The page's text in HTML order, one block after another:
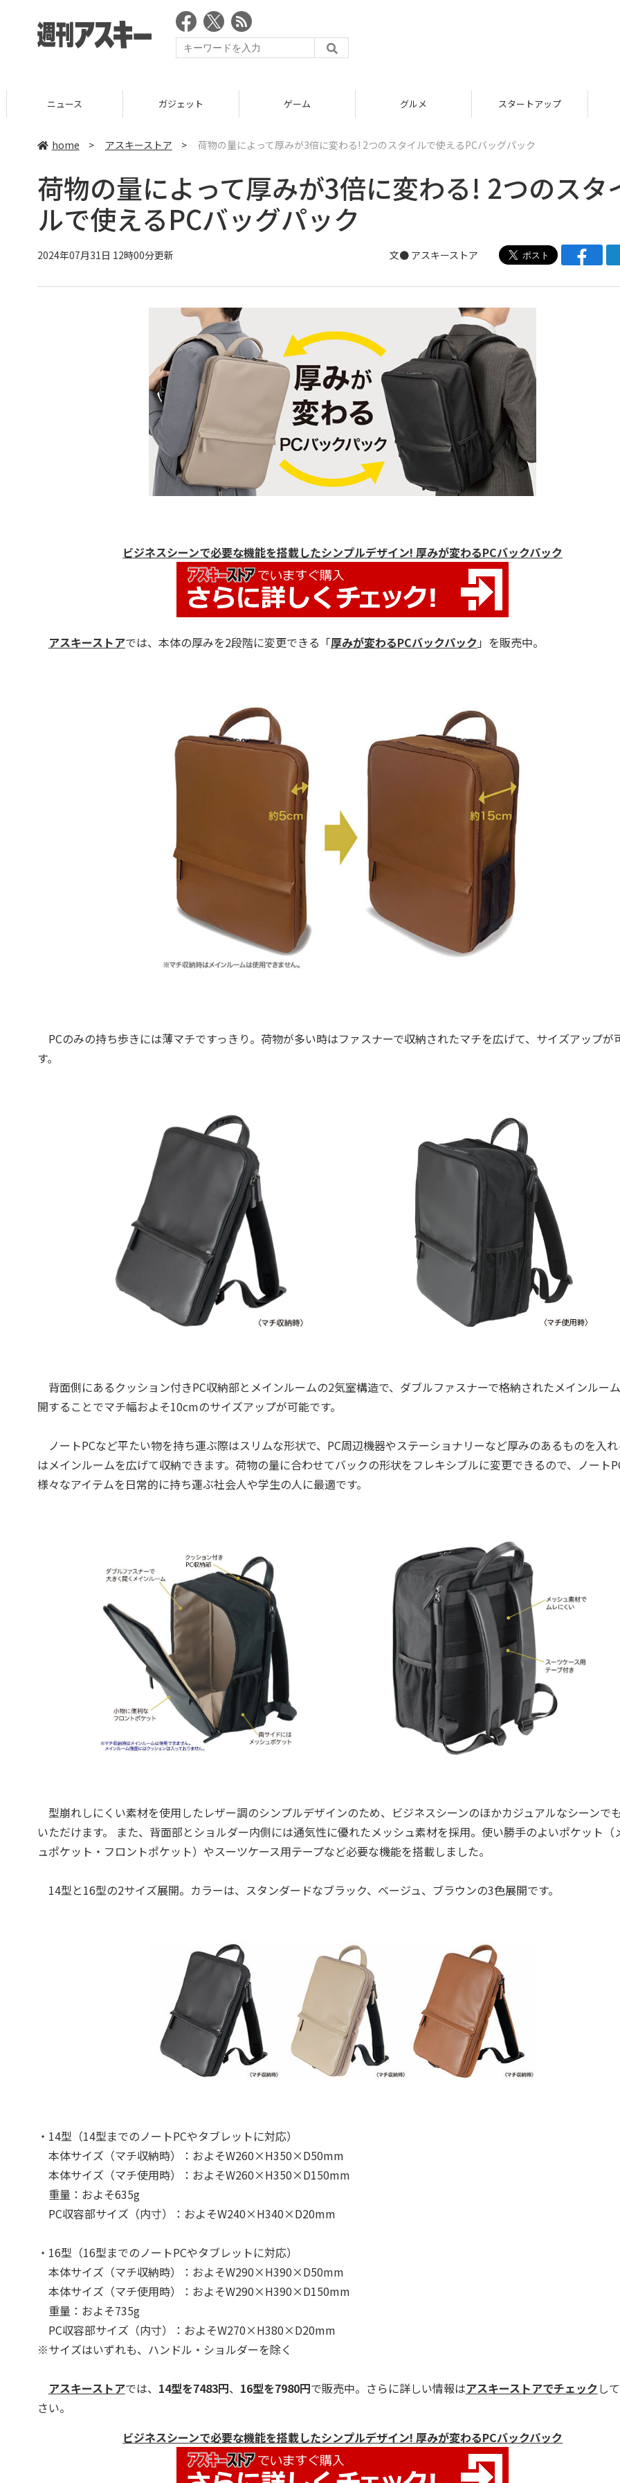
ニュース ガジェット ゲーム グルメ スタートアップ
home > アスキーストア > 荷物の量によって厚みが3倍に変わる! 2つのスタイルで使えるPCバッグパック
荷物の量によって厚みが3倍に変わる! 2つのスタ
ルで使えるPCバッグパック
2024年07月31日 12時00分更新 文● アスキーストア
ビジネスシーンで必要な機能を搭載したシンプルデザイン! 厚みが変わるPCバックパック
アスキーストアでは、本体の厚みを2段階に変更できる「厚みが変わるPCバックパック 」を販売中。
PCのみの持ち歩きには薄マチですっきり。荷物が多い時はファスナーで収納されたマチを広げて、サイズアップが
す。
背面側にあるクッション付きPC収納部とメインルームの2気室構造で、ダブルファスナーで格納されたメインルー
開することでマチ幅およそ10cmのサイズアップが可能です。
ノートPCなど平たい物を持ち運ぶ際はスリムな形状で、PC周辺機器やステーショナリーなど厚みのあるものを入
はメインルームを広げて収納できます。荷物の量に合わせてバックの形状をフレキシブルに変更できるので、ノート
様々なアイテムを日常的に持ち運ぶ社会人や学生の人に最適です。
型崩れしにくい素材を使用したレザー調のシンプルデザインのため、ビジネスシーンのほかカジュアルなシーンで
いただけます。 また、背面部とショルダー内側には通気性に優れたメッシュ素材を採用。使い勝手のよいポケット（
ュポケット・フロントポケット）やスーツケース用テープなど必要な機能を搭載しました。
14型と16型の2サイズ展開。カラーは、スタンダードなブラック、ベージュ、ブラウンの3色展開です。
・14型（14型までのノートPCやタブレットに対応）
本体サイズ（マチ収納時）：およそW260×H350×D50mm
本体サイズ（マチ使用時）：およそW260×H350×D150mm
重量：およそ635g
PC収容部サイズ（内寸）：およそW240×H340×D20mm
・16型（16型までのノートPCやタブレットに対応）
本体サイズ（マチ収納時）：およそW290×H390×D50mm
本体サイズ（マチ使用時）：およそW290×H390×D150mm
重量：およそ735g
PC収容部サイズ（内寸）：およそW270×H380×D20mm
※サイズはいずれも、ハンドル・ショルダーを除く
アスキーストアでは、 14型を7483円、 16型を7980円で販売中。さらに詳しい情報はアスキーストアでチェックし
さい。
ビジネスシーンで必要な機能を搭載したシンプルデザイン! 厚みが変わるPCバックパック